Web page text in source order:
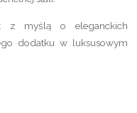
z myślą o eleganckich
dodatku w luksusowym